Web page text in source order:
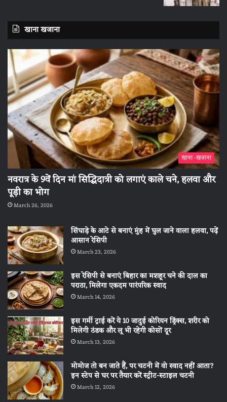
खाना खजाना
खाना -खजाना
नवरात्र के 9वें दिन मां सिद्धिदात्री को लगाएं काले चने, हलवा और
पूड़ी का भोग
March 26, 2026
सिंघाड़े के आटे से बनाएं मुंह में घुल जाने वाला हलवा, पढ़ें
आसान रेसिपी
March 23, 2026
इस रेसिपी से बनाएं बिहार का मशहूर चने की दाल का
पराठा, मिलेगा एकदम पारंपरिक स्वाद
March 14, 2026
इस गर्मी ट्राई करें ये 10 जादुई कोरियन ड्रिंक्स, शरीर को
मिलेगी ठंडक और लू भी रहेगी कोसों दूर
March 13, 2026
मोमोज तो बन जाते हैं, पर चटनी में वो स्वाद नहीं आता?
इन स्टेप से घर पर तैयार करें स्ट्रीट-स्टाइल चटनी
March 12, 2026